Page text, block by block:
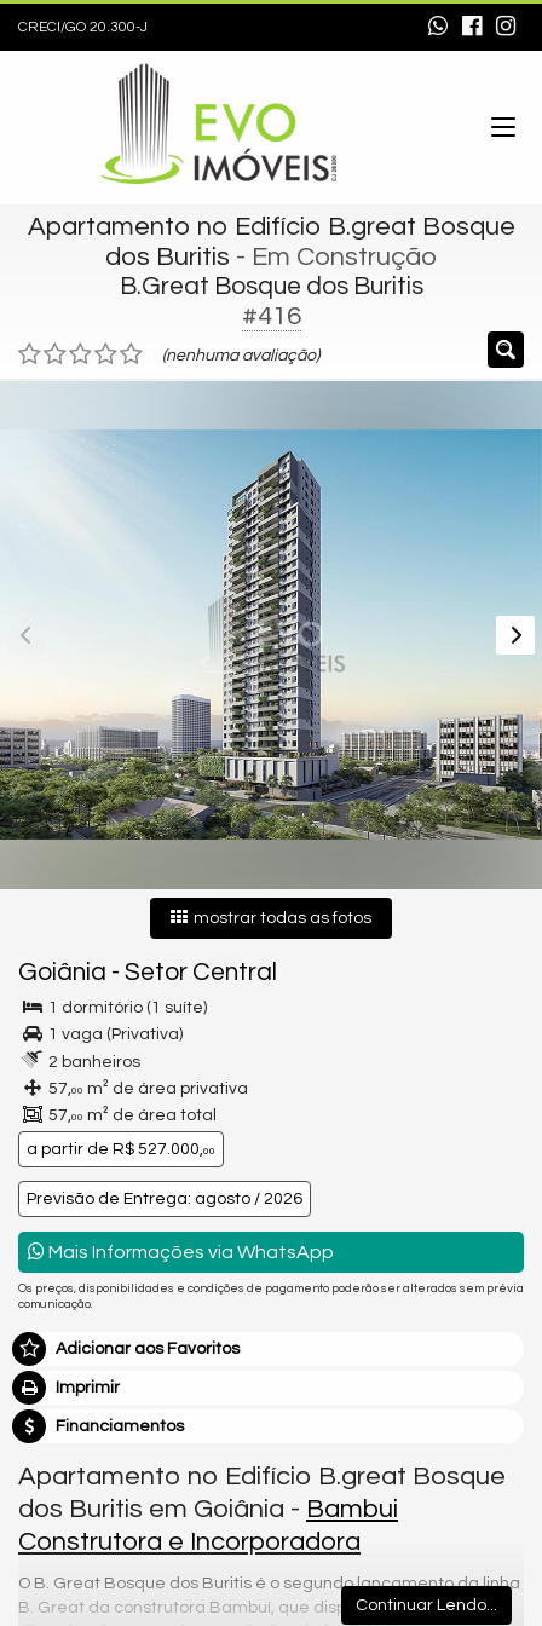
CRECI/GO 20.300-J
Apartamento no Edifício B.great Bosque
dos Buritis - Em Construção
B.Great Bosque dos Buritis
#416
(nenhuma avaliação)
mostrar todas as fotos
Goiânia - Setor Central
1 dormitório (1 suíte)
1 vaga (Privativa)
2 banheiros
57,00 m² de área privativa
57,00 m² de área total
a partir de R$ 527.000,00
Previsão de Entrega: agosto / 2026
Mais Informações via WhatsApp
Os preços, disponibilidades e condições de pagamento poderão ser alterados sem prévia
comunicação.
Adicionar aos Favoritos
Imprimir
Financiamentos
Apartamento no Edifício B.great Bosque
dos Buritis em Goiânia - Bambui
Construtora e Incorporadora
O B. Great Bosque dos Buritis é o segundo lançamento da linha
B. Great da construtora Bambuí, que dispõe do conceito
Continuar Lendo...